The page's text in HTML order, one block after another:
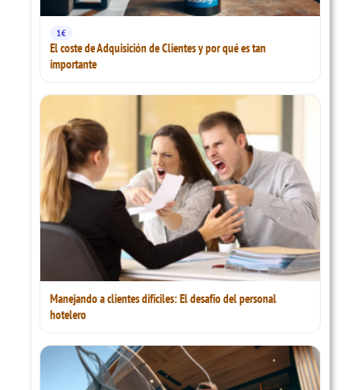
1€
El coste de Adquisición de Clientes y por qué es tan
importante
Manejando a clientes difíciles: El desafío del personal
hotelero